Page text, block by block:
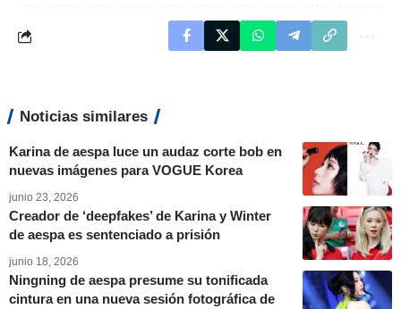
Noticias similares
Karina de aespa luce un audaz corte bob en
nuevas imágenes para VOGUE Korea
junio 23, 2026
Creador de ‘deepfakes’ de Karina y Winter
de aespa es sentenciado a prisión
junio 18, 2026
Ningning de aespa presume su tonificada
cintura en una nueva sesión fotográfica de